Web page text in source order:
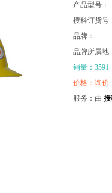
产品型号：
授科订货号
品牌：
品牌所属地
销量：3591
价格：询价
服务：由